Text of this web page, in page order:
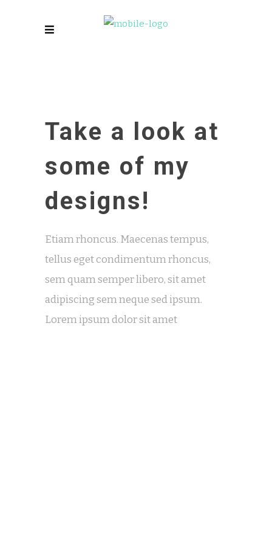
Take a look at
some of my
designs!
Etiam rhoncus. Maecenas tempus,
tellus eget condimentum rhoncus,
sem quam semper libero, sit amet
adipiscing sem neque sed ipsum.
Lorem ipsum dolor sit amet